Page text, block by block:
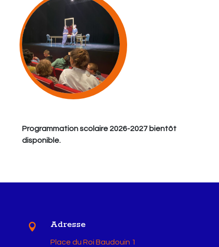
Programmation scolaire 2026-2027 bientôt
disponible.
 Adresse
Place du Roi Baudouin 1